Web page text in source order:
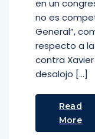
en un
no es
General”,
respecto a
contra
desalojo […]
Read
More